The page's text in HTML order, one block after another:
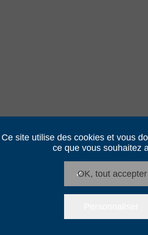
Ce site utilise des cookies et vous
ce que vous souhaitez
✓
OK, tout accepter